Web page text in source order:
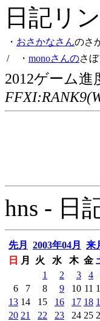
日記リ
・ おさかなさんのさ
/ ・ monoさんのさ
2012ゲーム進
hns - 日
先月 2003年04月
来
日
月 火 水 木 金
1
2 3 4
6
7 8 9 10 11
13 14 15 16 17 18
20 21 22 23 24 25